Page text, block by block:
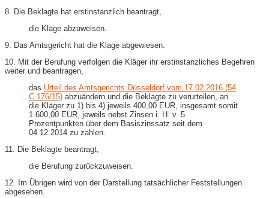
8. Die Beklagte hat erstinstanzlich beantragt,
die Klage abzuweisen.
9. Das Amtsgericht hat die Klage abgewiesen.
10. Mit der Berufung verfolgen die Kläger ihr erstinstanzliches Begehren
weiter und beantragen,
das Urteil des Amtsgerichts Düsseldorf vom 17.02.2016 (54
C 176/15) abzuändern und die Beklagte zu verurteilen, an
die Kläger zu 1) bis 4) jeweils 400,00 EUR, insgesamt somit
1.600,00 EUR, jeweils nebst Zinsen i. H. v. 5
Prozentpunkten über dem Basiszinssatz seit dem
04.12.2014 zu zahlen.
11. Die Beklagte beantragt,
die Berufung zurückzuweisen.
12. Im Übrigen wird von der Darstellung tatsächlicher Feststellungen
abgesehen.